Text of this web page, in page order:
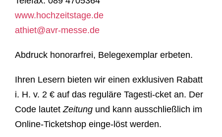
www.hochzeitstage.de
athiet@avr-messe.de
Abdruck honorarfrei, Belegexemplar erbeten.
Ihren Lesern bieten wir einen exklusiven Rabatt
i. H. v. 2 € auf das reguläre Tagesti-cket an. Der
Code lautetZeitung und kann ausschließlich im
Online-Ticketshop einge-löst werden.